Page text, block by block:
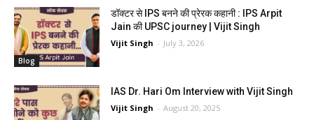
Blog
डॉक्टर से IPS बनने की प्रेरक कहानी : IPS Arpit
Jain की UPSC journey | Vijit Singh
Vijit Singh - July 3, 2026
IAS Dr. Hari Om Interview with Vijit Singh
Vijit Singh - August 20, 2025